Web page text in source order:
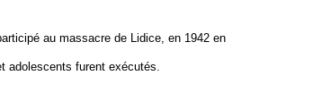
au massacre de Lidice, en 1942 en
adolescents furent exécutés.